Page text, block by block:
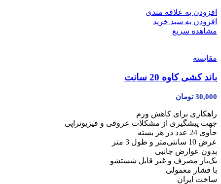
افزودن به علاقه مندی
افزودن به سبد خرید
مشاهده سریع
مقایسه
باند کشی کاوه 20 سانت
30,000 تومان
راهکاری برای کاهش ورم
جهت پیشگیری از مشکلات عروقی و فیزیوتراپی
حاوی 24 عدد در هر بسته
عرض 10 سانتی‌متر و طول 3 متر
بدون عوارض جانبی
یک‌بار مصرف و غیر قابل شستشو
با فشار معمولی
ساخت ایران